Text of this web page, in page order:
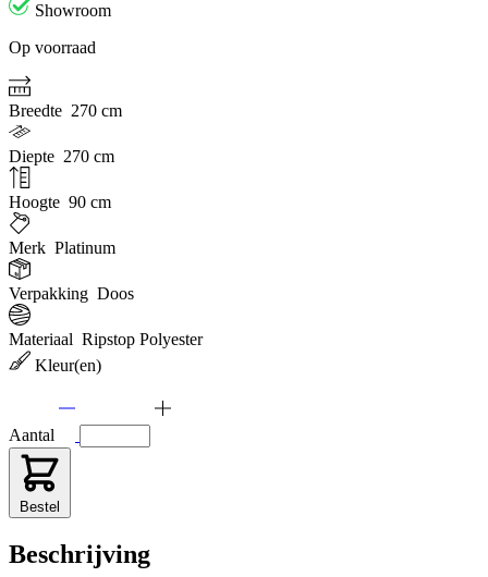
Showroom
Op voorraad
Breedte 270 cm
Diepte 270 cm
Hoogte 90 cm
Merk Platinum
Verpakking Doos
Materiaal Ripstop Polyester
Kleur(en)
Aantal
Bestel
Beschrijving